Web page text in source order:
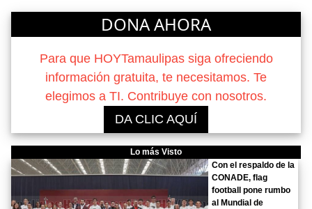
DONA AHORA
Para que HOYTamaulipas siga ofreciendo
información gratuita, te necesitamos. Te
elegimos a TI. Contribuye con nosotros.
DA CLIC AQUÍ
Lo más Visto
Con el respaldo de la
CONADE, flag
football pone rumbo
al Mundial de